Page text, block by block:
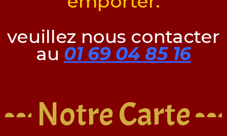
veuillez nous contacter
au 01 69 04 85 16
Notre Carte